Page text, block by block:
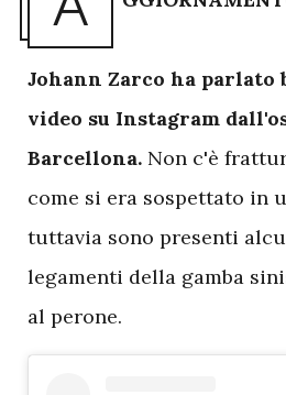
A
Johann Zarco ha parlato
video su Instagram
Barcellona. Non c'è
come si era sospettato in
tuttavia sono presenti
legamenti della gamba
al perone.